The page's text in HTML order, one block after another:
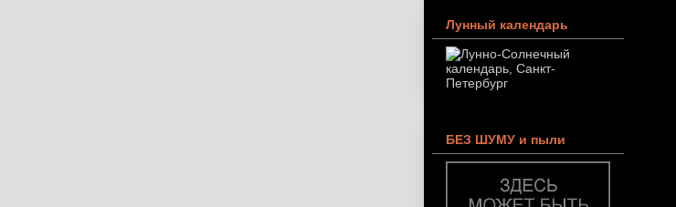
Лунный календарь
БЕЗ ШУМУ и пыли